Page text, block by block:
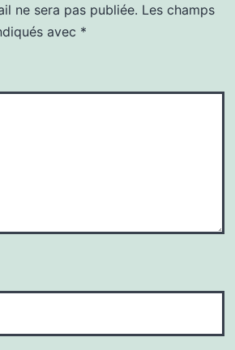
ne sera pas publiée. Les champs
avec *